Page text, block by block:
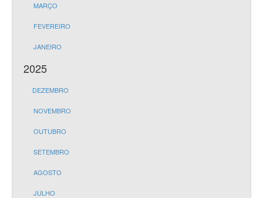
MARÇO
FEVEREIRO
JANEIRO
2025
DEZEMBRO
NOVEMBRO
OUTUBRO
SETEMBRO
AGOSTO
JULHO